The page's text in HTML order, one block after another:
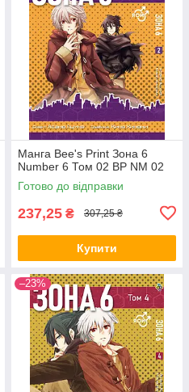
Манга Bee's Print Зона 6
Number 6 Том 02 ВР NM 02
Готово до відправки
237,25 ₴ 307,25 ₴
Купити
–23%